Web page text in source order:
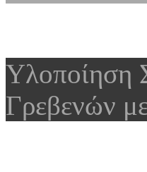
Υλοποίηση
Γρεβενών